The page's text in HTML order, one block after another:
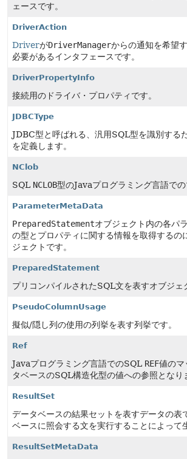
ェースです。
DriverAction
DriverがDriverManagerからの通知を希望
必要があるインタフェースです。
DriverPropertyInfo
接続用のドライバ・プロパティです。
JDBCType
JDBC型と呼ばれる、汎用SQL型を識別する
を定義します。
NClob
SQL NCLOB型のJavaプログラミング言語での
ParameterMetaData
PreparedStatementオブジェクト内の各パ
の型とプロパティに関する情報を取得するの
ジェクトです。
PreparedStatement
プリコンパイルされたSQL文を表すオブジェ
PseudoColumnUsage
擬似/隠し列の使用の列挙を表す列挙です。
Ref
Javaプログラミング言語でのSQL REF値のマ
タベースのSQL構造化型の値への参照となり
ResultSet
データベースの結果セットを表すデータの表
ベースに照会する文を実行することによって
ResultSetMetaData